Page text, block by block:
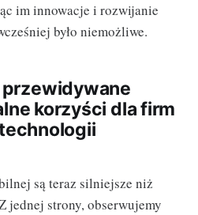
im innowacje i rozwijanie
było niemożliwe.
korzyści dla firm
są teraz silniejsze niż
jednej strony, obserwujemy